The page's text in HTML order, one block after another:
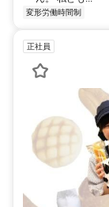
変形労働時間制
正社員